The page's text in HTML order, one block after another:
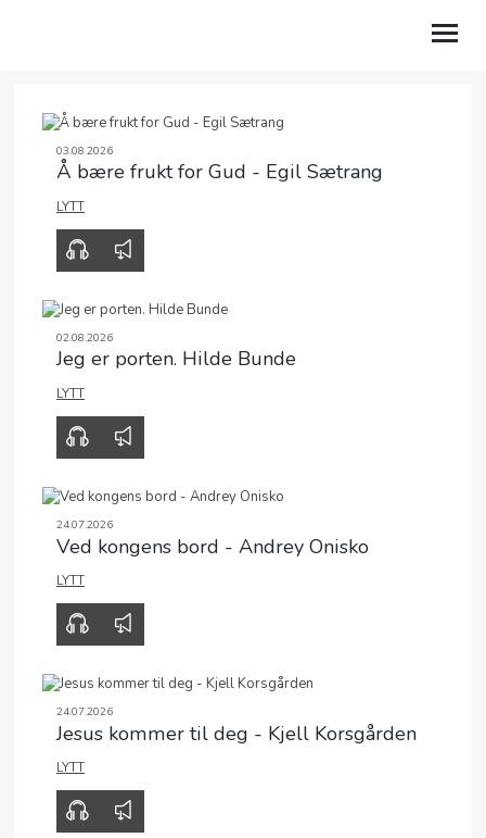
HVEM ER VI?
MENIGHETER
BIBELSKOLEN EQUIP
TALER
VÅRE PROSJEKTER
NYSGJERRIG PÅ TRO?
03.08.2026
Å bære frukt for Gud - Egil Sætrang
LYTT
02.08.2026
Jeg er porten. Hilde Bunde
LYTT
24.07.2026
Ved kongens bord - Andrey Onisko
LYTT
24.07.2026
Jesus kommer til deg - Kjell Korsgården
00:00
LYTT